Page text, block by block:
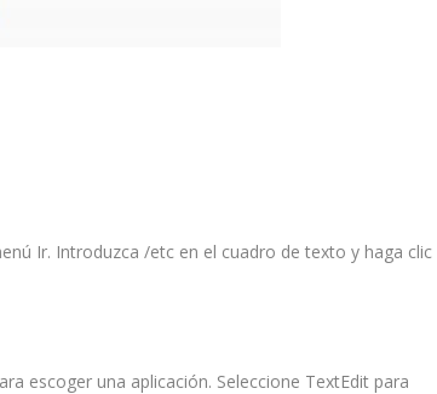
Ir. Introduzca/etc en el cuadro de texto y haga clic
escoger una aplicación. Seleccione TextEdit para